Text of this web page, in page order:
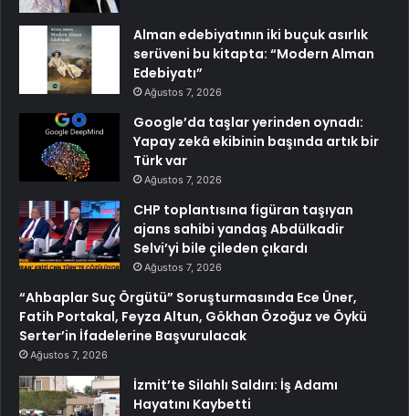
Alman edebiyatının iki buçuk asırlık
serüveni bu kitapta: “Modern Alman
Edebiyatı”
Ağustos 7, 2026
Google’da taşlar yerinden oynadı:
Yapay zekâ ekibinin başında artık bir
Türk var
Ağustos 7, 2026
CHP toplantısına figüran taşıyan
ajans sahibi yandaş Abdülkadir
Selvi’yi bile çileden çıkardı
Ağustos 7, 2026
“Ahbaplar Suç Örgütü” Soruşturmasında Ece Üner,
Fatih Portakal, Feyza Altun, Gökhan Özoğuz ve Öykü
Serter’in İfadelerine Başvurulacak
Ağustos 7, 2026
İzmit’te Silahlı Saldırı: İş Adamı
Hayatını Kaybetti